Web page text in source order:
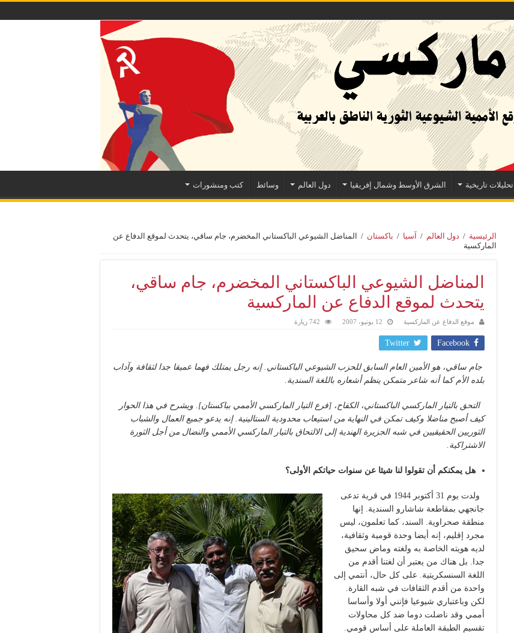
تحليلات تاريخية الشرق الأوسط وشمال إفريقيا دول العالم وسائط كتب ومنشورات
الرئيسية / دول العالم / آسيا / باكستان /
المناضل الشيوعي الباكستاني المخضرم، جام ساقي، يتحدث لموقع الدفاع عن
الماركسية
المناضل الشيوعي الباكستاني المخضرم، جام ساقي،
يتحدث لموقع الدفاع عن الماركسية
موقع الدفاع عن الماركسية 12 يونيو، 2007 742 زيارة
Facebook
Twitter
جام ساقي، هو الأمين العام السابق للحزب الشيوعي الباكستاني. إنه رجل يمتلك فهما عميقا جدا لثقافة وآداب
بلده الأم كما أنه شاعر متمكن ينظم أشعاره باللغة السندية.
التحق بالتيار الماركسي الباكستاني، الكفاح، [فرع التيار الماركسي الأممي بباكستان]. ويشرح في هذا الحوار
كيف أصبح مناضلا وكيف تمكن في النهاية من استيعاب محدودية الستالينية. إنه يدعو جميع العمال والشباب
الثوريين الحقيقيين في شبه الجزيرة الهندية إلى الالتحاق بالتيار الماركسي الأممي والنضال من أجل الثورة
الاشتراكية.
هل يمكنكم أن تقولوا لنا شيئا عن سنوات حياتكم الأولى؟
ولدت يوم 31 أكتوبر 1944 في قرية تدعى
جانجهي بمقاطعة شاشارو السندية. إنها
منطقة صحراوية. السند، كما تعلمون، ليس
مجرد إقليم، إنه أيضا وحدة قومية وثقافية،
لديه هويته الخاصة به ولغته وماض سحيق
جدا. بل هناك من يعتبر أن لغتنا أقدم من
اللغة السنسكريتية. على كل حال، أنتمي إلى
واحدة من أقدم الثقافات في شبه القارة.
لكن وباعتباري شيوعيا فإنني أولا وأساسا
أممي وقد ناضلت دوما ضد كل محاولات
تقسيم الطبقة العاملة على أساس قومي.